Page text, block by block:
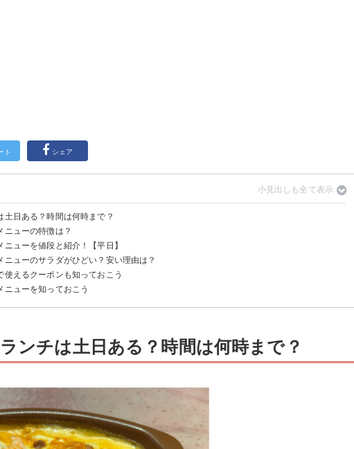
ト シェア
土日ある？時間は何時まで？
ニューは平日限定
業時間は11：00～15：00
ニューの特徴は？
ューはサラダ・スープ付き
100円で注文が可能
可能ューを値段と紹介！【平日】
風（500円）
ータ（500円）
風（500円）
ア（500円）
バーグ（500円）
ンバーグ（500円）
スのハンバーグ（650円）
ースのハンバーグ（650円）
ニューのサラダがひどい？安い理由は？
ューのサラダがひどいという意見
安い理由は？
使えるクーポンも知っておこう
るお得なクーポン情報
ニューを知っておこう
ンチは土日ある？時間は何時まで？